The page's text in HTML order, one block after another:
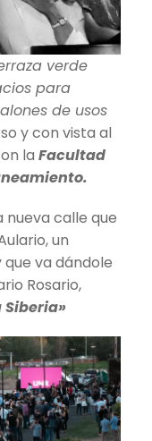
verde
para
de usos
y con vista al
la Facultad
calle que
un
que va dándole
Rosario,
Siberia»